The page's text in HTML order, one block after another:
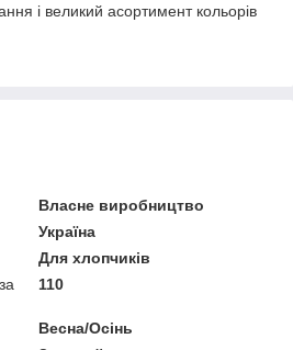
і великий асортимент кольорів
Власне виробництво
Україна
Для хлопчиків
110
Весна/Осінь